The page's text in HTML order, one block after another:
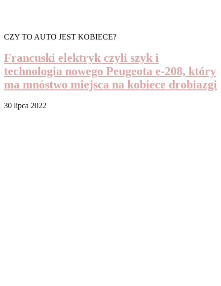
CZY TO AUTO JEST KOBIECE?
Francuski elektryk czyli szyk i
technologia nowego Peugeota e-208, który
ma mnóstwo miejsca na kobiece drobiazgi
30 lipca 2022